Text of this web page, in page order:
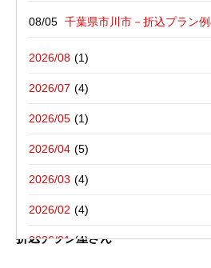
折込広告配布プラン
千葉県市川市－折込プラン
千葉県松戸市－折込プラン例
愛媛県松山市－折込プラン例
栃木県宇都宮市－折込プラン
東京都八王子市－折込プラン
バックナンバー
2026/08
2026/07
2026/05
2026/04
2026/03
2026/02
2026/01
デザイン・チラシ・
一括でお受けする折
兵庫県姫路市 新聞折込チラシ配布
折込チラシ屋さん